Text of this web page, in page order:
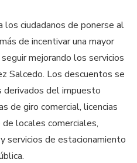
los ciudadanos de ponerse al
de incentivar una mayor
mejorando los servicios
Salcedo. Los descuentos se
derivados del impuesto
de giro comercial, licencias
de locales comerciales,
servicios de estacionamiento